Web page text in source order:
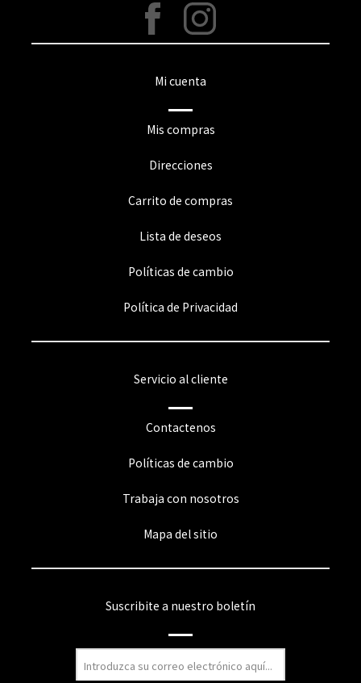
Mi cuenta
Mis compras
Direcciones
Carrito de compras
Lista de deseos
Políticas de cambio
Política de Privacidad
Servicio al cliente
Contactenos
Políticas de cambio
Trabaja con nosotros
Mapa del sitio
Suscribite a nuestro boletín